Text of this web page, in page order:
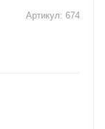
Артикул: 674